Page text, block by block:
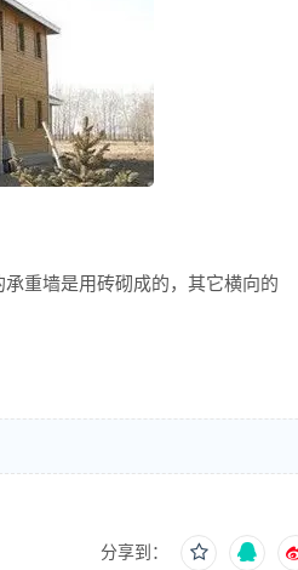
重墙是用砖砌成的，其它横向的
分享到：